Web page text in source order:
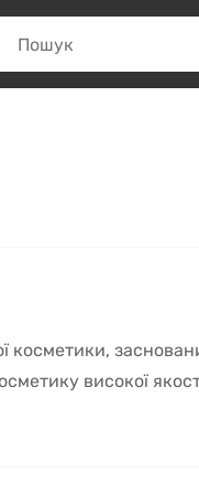
косметики,
високої